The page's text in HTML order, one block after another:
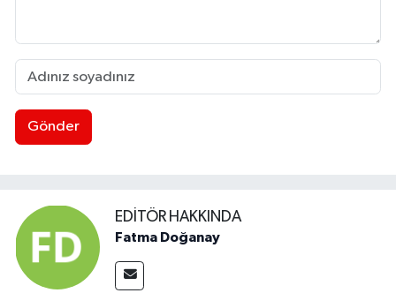
Gönder
EDITÖR HAKKINDA
Fatma Doğanay